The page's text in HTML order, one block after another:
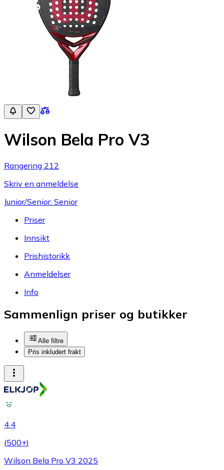
Wilson Bela Pro V3
Rangering 212
Skriv en anmeldelse
Junior/Senior: Senior
Priser
Innsikt
Prishistorikk
Anmeldelser
Info
Sammenlign priser og butikker
Alle filtre
Pris inkludert frakt
4.4
(500+)
Wilson Bela Pro V3 2025